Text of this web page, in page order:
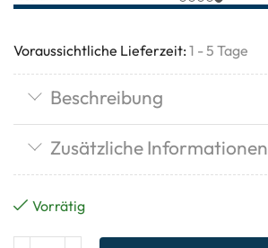
Voraussichtliche Lieferzeit: 1 - 5 Tage
Beschreibung
Zusätzliche Informationen
Vorrätig